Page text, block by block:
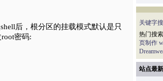
后，根分区的挂载模式默认是只
密码:
关键字
热门搜索
页制作
站点最新